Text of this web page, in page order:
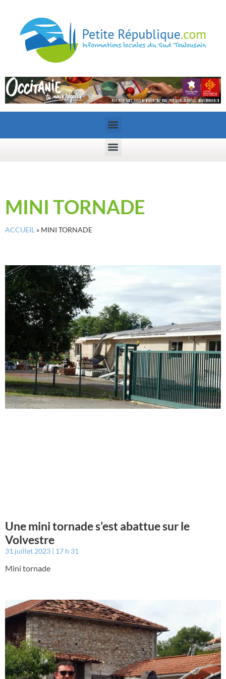
MINI TORNADE
ACCUEIL » MINI TORNADE
Une mini tornade s’est abattue sur le
Volvestre
31 juillet 2023 17 h 31
Mini tornade